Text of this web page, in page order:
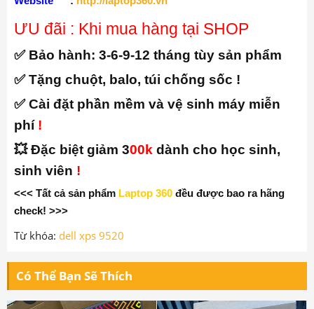
ƯU đãi : Khi mua hàng tại SHOP
✅ Bảo hành: 3-6-9-12 tháng tùy sản phẩm
✅ Tặng chuột, balo, túi chống sốc !
✅ Cài đặt phần mềm và vệ sinh máy miễn
phí !
💥 Đặc biệt giảm 300k dành cho học sinh,
sinh viên !
<<< Tất cả sản phẩm Laptop 360 đều được bao ra hãng
check! >>>
Từ khóa: dell xps 9520
Có Thể Bạn Sẽ Thích